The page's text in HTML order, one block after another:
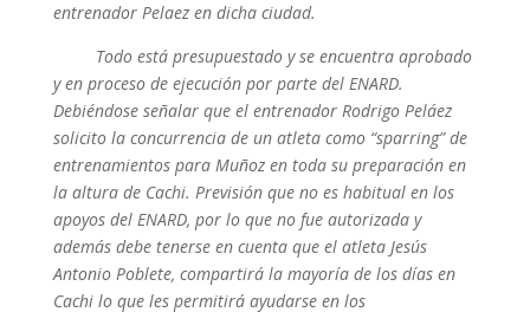
entrenador Pelaez en dicha ciudad.
Todo está presupuestado y se encuentra aprobado
y en proceso de ejecución por parte del ENARD.
Debiéndose señalar que el entrenador Rodrigo Peláez
solicito la concurrencia de un atleta como “sparring” de
entrenamientos para Muñoz en toda su preparación en
la altura de Cachi. Previsión que no es habitual en los
apoyos del ENARD, por lo que no fue autorizada y
además debe tenerse en cuenta que el atleta Jesús
Antonio Poblete, compartirá la mayoría de los días en
Cachi lo que les permitirá ayudarse en los